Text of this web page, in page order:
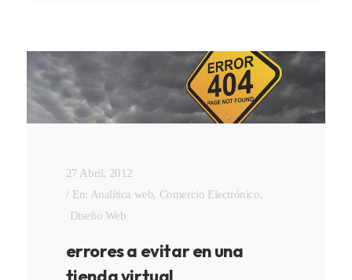
27 Abril, 2012
En: Analítica web, Comercio Electrónico,
Diseño Web
errores a evitar en una